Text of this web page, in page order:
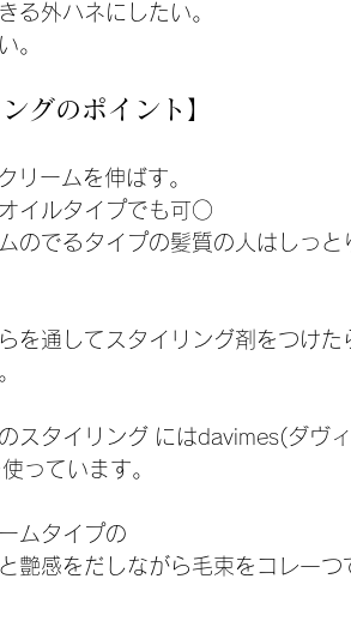
る外ハネにしたい。
。
グのポイント】
ームを伸ばす。
イルタイプでも可○
のでるタイプの髪質の人はしっ
を通してスタイリング剤をつけた
スタイリング にはdavimes(ダヴ
っています。
ムタイプの
艶感をだしながら毛束をコレ一つ